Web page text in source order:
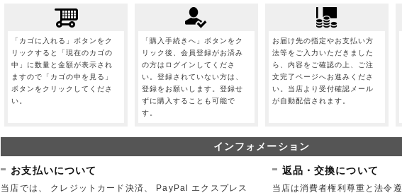
「カゴに入れる」ボタンをク
リックすると「現在のカゴの
中」に数量と金額が表示され
ますので「カゴの中を見る」
ボタンをクリックしてくださ
い。
「購入手続きへ」ボタンをク
リック後、会員登録がお済み
の方はログインしてくださ
い。登録されていない方は、
登録をお願いします。登録せ
ずに購入することも可能で
す。
お届け先の指定やお支払い方
法等をご入力いただきました
ら、内容をご確認の上、ご注
文完了ページへお進みくださ
い。当店より受付確認メール
が自動配信されます。
インフォメーション
お支払いについて
当店では、 クレジットカード決済、 PayPal エクスプレス
返品・交換について
当店は消費者権利尊重と法令